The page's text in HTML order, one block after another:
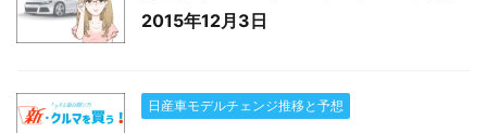
2015年12月3日
日産車モデルチェンジ推移と予想